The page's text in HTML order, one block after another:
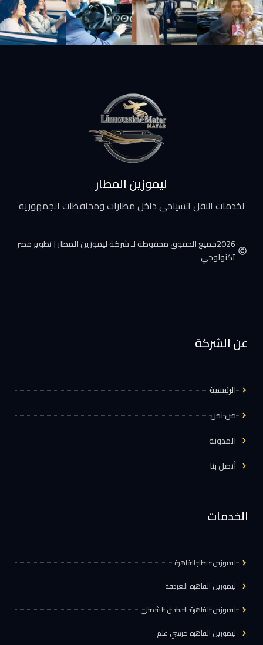
ليموزين المطار
لخدمات النقل السياحي داخل مطارات ومحافظات الجمهورية
2026جميع الحقوق محفوظة لـ شركة ليموزين المطار | تطوير مصر
تكنولوجي
عن الشركة
الرئيسية
من نحن
المدونة
أتصل بنا
الخدمات
ليموزين مطار القاهرة
ليموزين القاهرة الغردقة
ليموزين القاهرة الساحل الشمالي
ليموزين القاهرة مرسي علم